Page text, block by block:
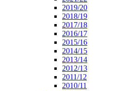
2019/20
2018/19
2017/18
2016/17
2015/16
2014/15
2013/14
2012/13
2011/12
2010/11